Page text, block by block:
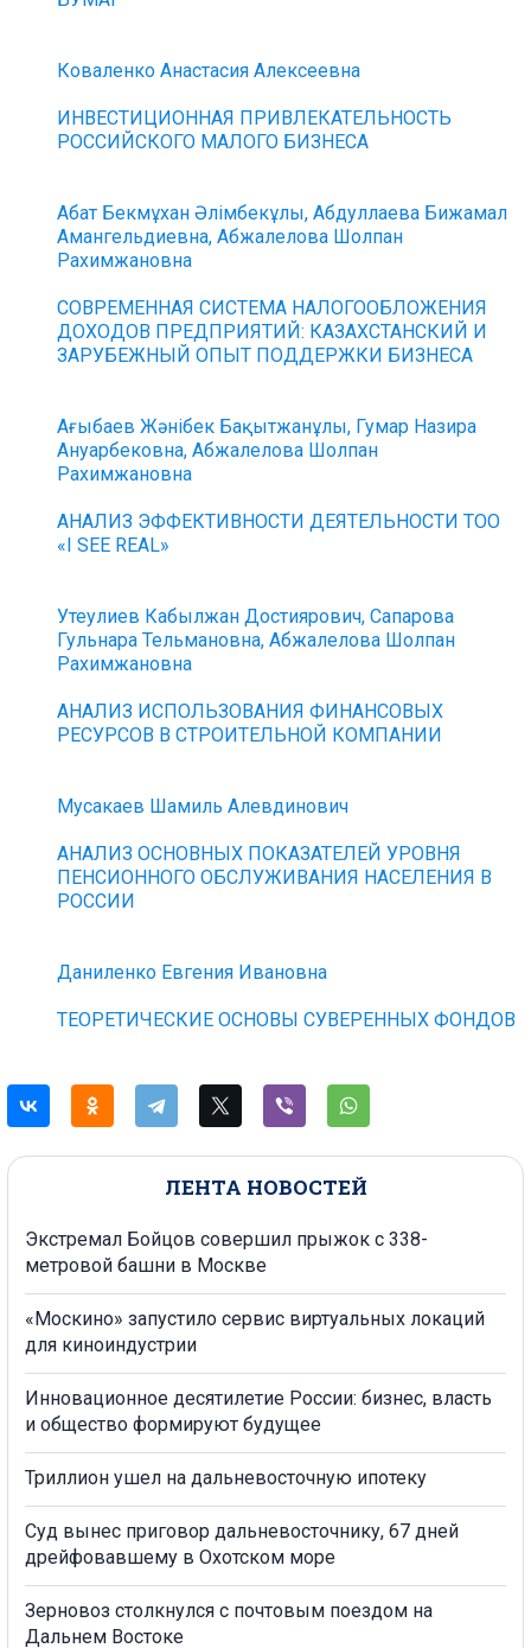
ЛЕНТА НОВОСТЕЙ
Экстремал Бойцов совершил прыжок с 338-
метровой башни в Москве
«Москино» запустило сервис виртуальных локаций
для киноиндустрии
Инновационное десятилетие России: бизнес, власть
и общество формируют будущее
Триллион ушел на дальневосточную ипотеку
Суд вынес приговор дальневосточнику, 67 дней
дрейфовавшему в Охотском море
Зерновоз столкнулся с почтовым поездом на
Дальнем Востоке
Коваленко Анастасия Алексеевна
ИНВЕСТИЦИОННАЯ ПРИВЛЕКАТЕЛЬНОСТЬ
РОССИЙСКОГО МАЛОГО БИЗНЕСА
Абат Бекмұхан Әлімбекұлы, Абдуллаева Бижамал
Амангельдиевна, Абжалелова Шолпан
Рахимжановна
СОВРЕМЕННАЯ СИСТЕМА НАЛОГООБЛОЖЕНИЯ
ДОХОДОВ ПРЕДПРИЯТИЙ: КАЗАХСТАНСКИЙ И
ЗАРУБЕЖНЫЙ ОПЫТ ПОДДЕРЖКИ БИЗНЕСА
Ағыбаев Жәнібек Бақытжанұлы, Гумар Назира
Ануарбековна, Абжалелова Шолпан
Рахимжановна
АНАЛИЗ ЭФФЕКТИВНОСТИ ДЕЯТЕЛЬНОСТИ ТОО
«I SEE REAL»
Утеулиев Кабылжан Достиярович, Сапарова
Гульнара Тельмановна, Абжалелова Шолпан
Рахимжановна
АНАЛИЗ ИСПОЛЬЗОВАНИЯ ФИНАНСОВЫХ
РЕСУРСОВ В СТРОИТЕЛЬНОЙ КОМПАНИИ
Мусакаев Шамиль Алевдинович
АНАЛИЗ ОСНОВНЫХ ПОКАЗАТЕЛЕЙ УРОВНЯ
ПЕНСИОННОГО ОБСЛУЖИВАНИЯ НАСЕЛЕНИЯ В
РОССИИ
Даниленко Евгения Ивановна
ТЕОРЕТИЧЕСКИЕ ОСНОВЫ СУВЕРЕННЫХ ФОНДОВ